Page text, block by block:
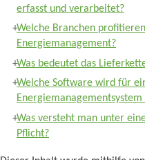
erfasst und verarbeitet?
Welche Branchen
Energiemanagement?
Was bedeutet das
Welche Software wird für
Was versteht man unter
Pflicht?